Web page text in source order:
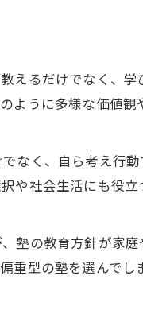
視の塾選びのヒント
的安全性重視の指導
を解説
に考える理由とは
をどう一致させるか
視の塾選定ポイント
方針が支持される理
ト集
えるだけでなく、
ように多様な価値
なく、自ら考え行
や社会生活にも役
塾の教育方針が家
重型の塾を選んで